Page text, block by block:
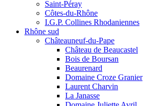
Saint-Péray
Côtes-du-Rhône
I.G.P. Collines Rhodaniennes
Rhône sud
Châteauneuf-du-Pape
Château de Beaucastel
Bois de Boursan
Beaurenard
Domaine Croze Granier
Laurent Charvin
La Janasse